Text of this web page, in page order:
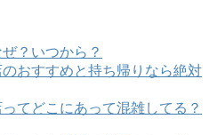
？いつから？
おすすめと持ち帰りなら絶対
てどこにあって混雑してる？